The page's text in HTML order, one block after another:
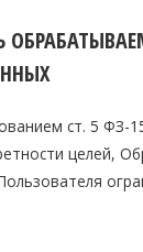
ст. 5 ФЗ-
целей,